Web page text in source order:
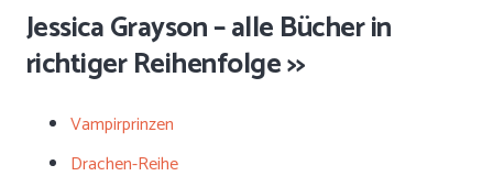
Jessica Grayson – alle Bücher in
richtiger Reihenfolge >>
Vampirprinzen
Drachen-Reihe